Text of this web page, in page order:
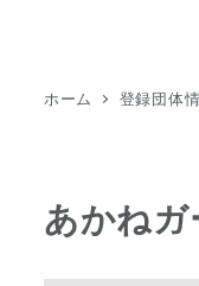
ホーム 登録団体
あかね